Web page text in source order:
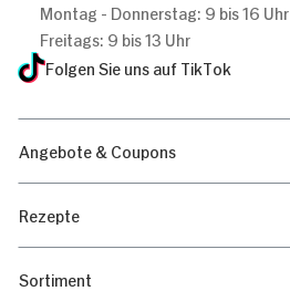
Montag - Donnerstag: 9 bis 16 Uhr
Freitags: 9 bis 13 Uhr
Folgen Sie uns auf TikTok
Angebote & Coupons
Rezepte
Sortiment